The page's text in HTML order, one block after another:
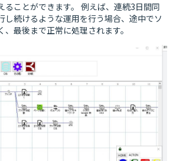
ることができます。 例えば、連続3日間同
し続けるような運用を行う場合、途中でソ
最後まで正常に処理されます。